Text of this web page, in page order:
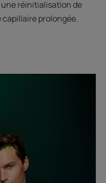
réinitialisation de
prolongée.